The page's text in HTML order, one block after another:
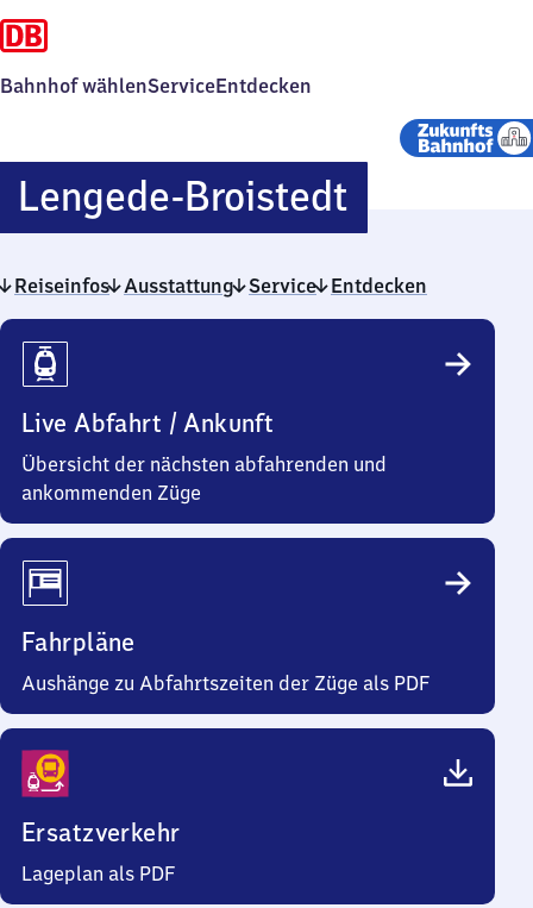
Bahnhof wählenServiceEntdecken
Lengede-BroistedtLengede-
Broistedt
Reiseinfos Ausstattung Service Entdecken
Reiseinfos
Live Abfahrt / Ankunft
Übersicht der nächsten abfahrenden und
ankommenden Züge
Fahrpläne
Aushänge zu Abfahrtszeiten der Züge als PDF
Ersatzverkehr
Lageplan als PDF